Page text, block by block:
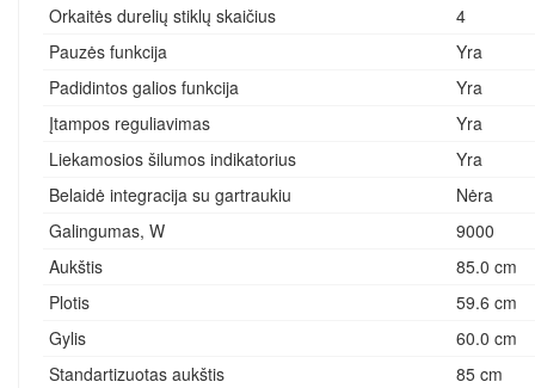
Orkaitės durelių stiklų skaičius
4
Pauzės funkcija
Yra
Padidintos galios funkcija
Yra
Įtampos reguliavimas
Yra
Liekamosios šilumos indikatorius
Yra
Belaidė integracija su gartraukiu
Nėra
Galingumas, W
9000
Aukštis
85.0 cm
Plotis
59.6 cm
Gylis
60.0 cm
Standartizuotas aukštis
85 cm